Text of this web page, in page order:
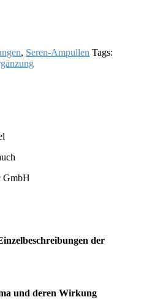
, Seren-Ampullen Tags:
GmbH
der
und deren Wirkung